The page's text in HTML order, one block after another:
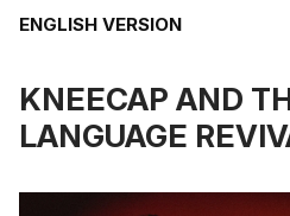
ENGLISH VERSION
KNEECAP AND
LANGUAGE